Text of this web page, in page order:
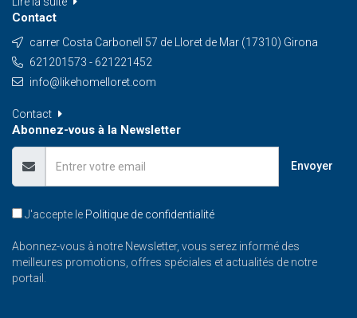
Contact
carrer Costa Carbonell 57 de Lloret de Mar (17310) Girona
621201573 - 621221452
info@likehomelloret.com
Contact
Abonnez-vous à la Newsletter
Envoyer
J'accepte le Politique de confidentialité
Abonnez-vous à notre Newsletter, vous serez informé des
meilleures promotions, offres spéciales et actualités de notre
portail.